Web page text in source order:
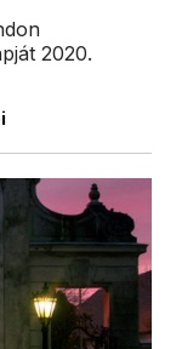
2020.